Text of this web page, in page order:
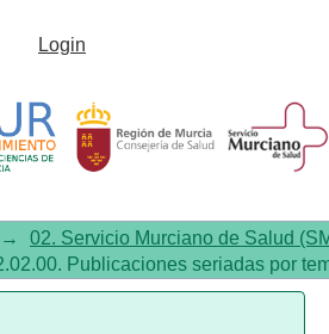
Publicaciones
Login
→
02. Servicio Murciano de Salud
Publicaciones seriadas por